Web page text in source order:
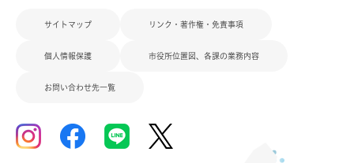
サイトマップ リンク・著作権・免責事項
個人情報保護 市役所位置図、各課の業務内容
お問い合わせ先一覧